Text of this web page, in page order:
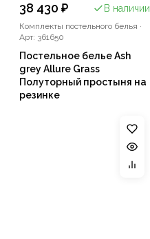
38 430 ₽ В наличии
Комплекты постельного белья ·
Арт: 361650
Постельное белье Ash
grey Allure Grass
Полуторный простыня на
резинке